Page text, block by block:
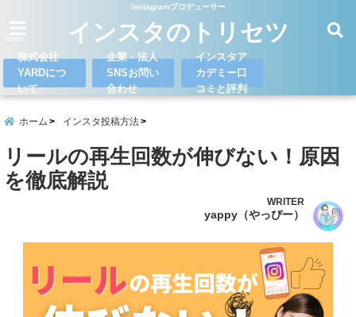
Instagramプロデューサー
インスタのトリセツ
株式会社
YARDにつ
いて
企業・法人
SNSお問い
合わせ
インスタア
カデミー口
コミと評判
ホーム インスタ投稿方法
リールの再生回数が伸びない！原因
を徹底解説
WRITER
yappy（やっぴー）